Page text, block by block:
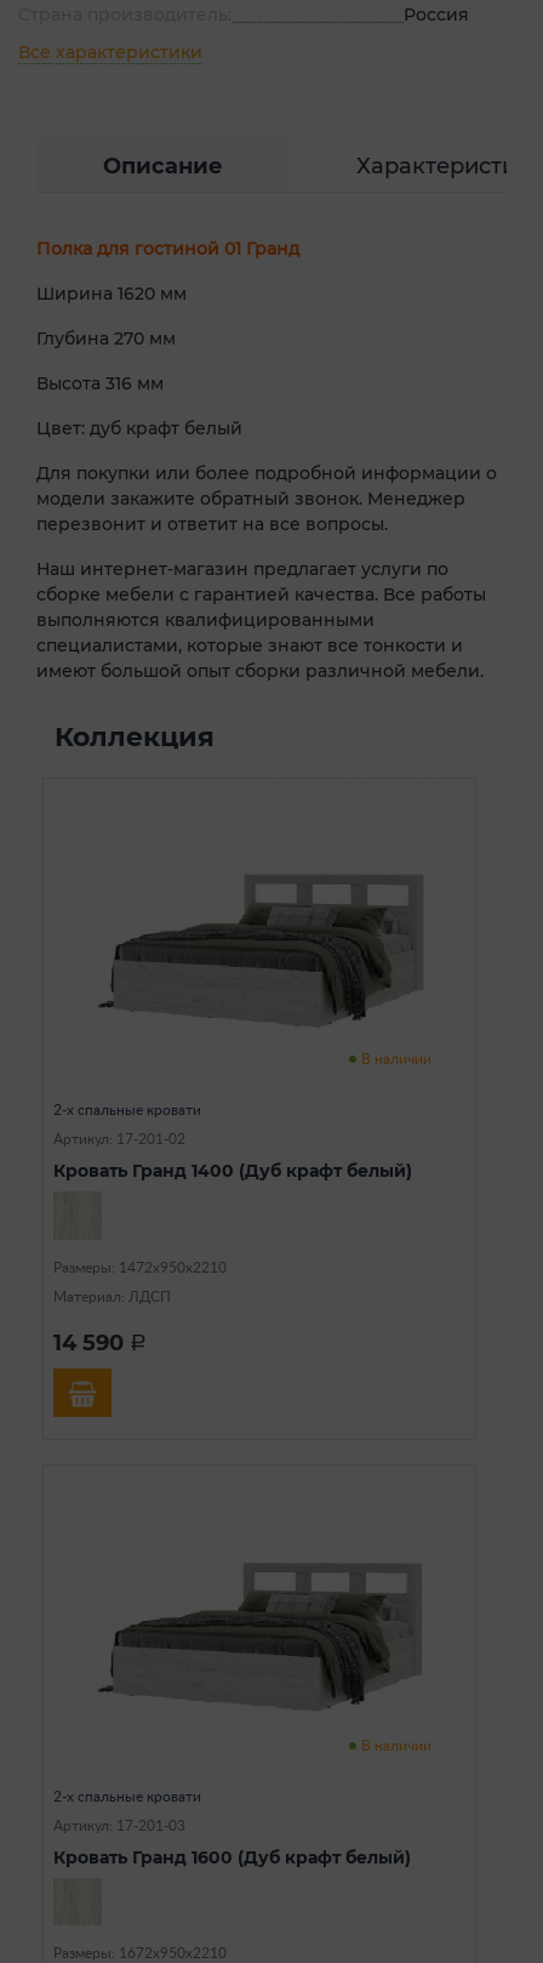
Россия
Все характеристики
Описание Характеристики
Полка для гостиной 01 Гранд
Ширина 1620 мм
Глубина 270 мм
Высота 316 мм
Цвет: дуб крафт белый
Для покупки или более подробной информации о
модели закажите обратный звонок. Менеджер
перезвонит и ответит на все вопросы.
Наш интернет-магазин предлагает услуги по
сборке мебели с гарантией качества. Все работы
выполняются квалифицированными
специалистами, которые знают все тонкости и
имеют большой опыт сборки различной мебели.
Коллекция
В наличии
2-х спальные кровати
Артикул: 17-201-02
Кровать Гранд 1400 (Дуб крафт белый)
Размеры: 1472х950х2210
Материал: ЛДСП
14 590 a
В наличии
2-х спальные кровати
Артикул: 17-201-03
Кровать Гранд 1600 (Дуб крафт белый)
Размеры: 1672х950х2210